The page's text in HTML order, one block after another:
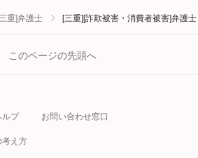
重]弁護士 [三重][詐欺被害・消費者被害]弁護士
このページの先頭へ
ルプ お問い合わせ窓口
え方